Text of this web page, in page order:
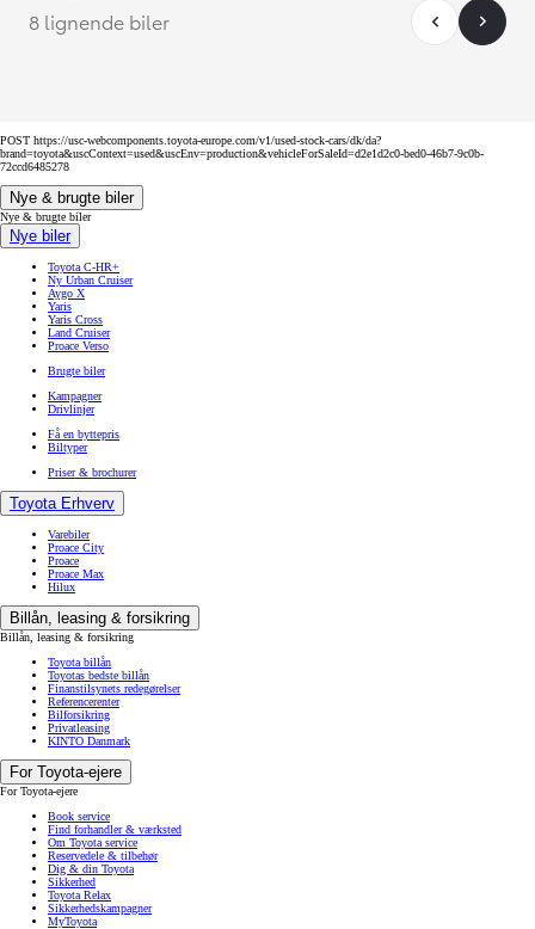
8 lignende biler
POST https://usc-webcomponents.toyota-europe.com/v1/used-stock-cars/dk/da?
brand=toyota&uscContext=used&uscEnv=production&vehicleForSaleId=d2e1d2c0-bed0-46b7-9c0b-
72ccd6485278
Nye & brugte biler
Nye & brugte biler
Nye biler
Toyota C-HR+
Ny Urban Cruiser
Aygo X
Yaris
Yaris Cross
Land Cruiser
Proace Verso
Brugte biler
Kampagner
Drivlinjer
Få en byttepris
Biltyper
Priser & brochurer
Toyota Erhverv
Varebiler
Proace City
Proace
Proace Max
Hilux
Billån, leasing & forsikring
Billån, leasing & forsikring
Toyota billån
Toyotas bedste billån
Finanstilsynets redegørelser
Referencerenter
Bilforsikring
Privatleasing
KINTO Danmark
For Toyota-ejere
For Toyota-ejere
Book service
Find forhandler & værksted
Om Toyota service
Reservedele & tilbehør
Dig & din Toyota
Sikkerhed
Toyota Relax
Sikkerhedskampagner
MyToyota